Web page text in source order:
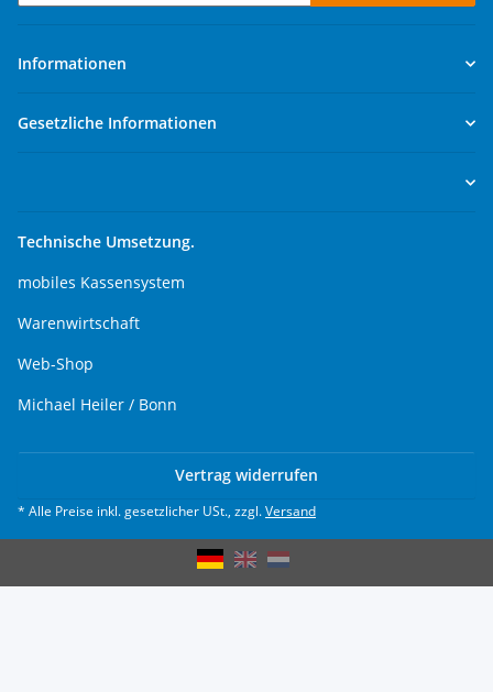
Informationen
Gesetzliche Informationen
Technische Umsetzung.
mobiles Kassensystem
Warenwirtschaft
Web-Shop
Michael Heiler / Bonn
Vertrag widerrufen
* Alle Preise inkl. gesetzlicher USt., zzgl.Versand